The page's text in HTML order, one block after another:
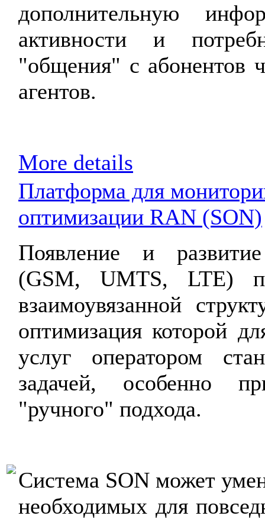
дополнительную
активности и
"общения" с абонентов
агентов.
More details
Платформа для
оптимизации RAN (SON)
Появление и
(GSM, UMTS, LTE)
взаимоувязанной
оптимизация которой
услуг оператором
задачей, особенно
"ручного" подхода.
Система SON может
необходимых для